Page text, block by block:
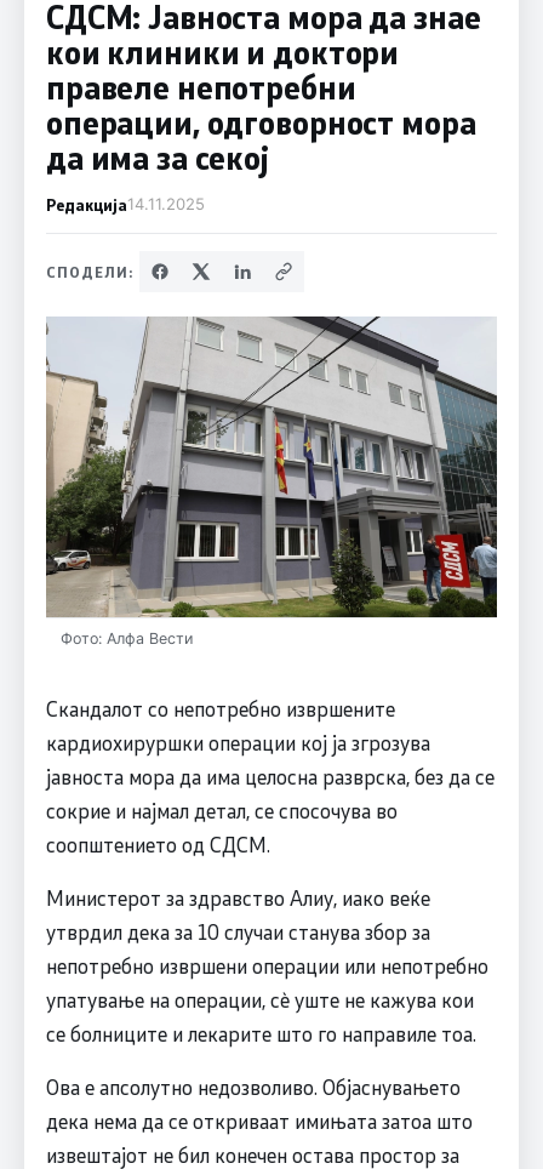
СДСМ: Јавноста мора да знае
кои клиники и доктори
правеле непотребни
операции, одговорност мора
да има за секој
Редакција14.11.2025
СПОДЕЛИ:
Фото: Алфа Вести
Скандалот со непотребно извршените
кардиохируршки операции кој ја згрозува
јавноста мора да има целосна разврска, без да се
сокрие и најмал детал, се спосочува во
соопштението од СДСМ.
Министерот за здравство Алиу, иако веќе
утврдил дека за 10 случаи станува збор за
непотребно извршени операции или непотребно
упатување на операции, сѐ уште не кажува кои
се болниците и лекарите што го направиле тоа.
Ова е апсолутно недозволиво. Објаснувањето
дека нема да се откриваат имињата затоа што
извештајот не бил конечен остава простор за